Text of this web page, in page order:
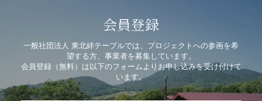
会員登録
一般社団法人 東北絆テーブルでは、プロジェクトへの参画を希
望する方、事業者を募集しています。
会員登録（無料）は以下のフォームよりお申し込みを受け付けて
います。